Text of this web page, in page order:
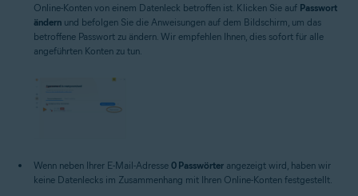
Online-Konten von einem Datenleck betroffen ist. Klicken Sie auf Passwort
ändern und befolgen Sie die Anweisungen auf dem Bildschirm, um das
betroffene Passwort zu ändern. Wir empfehlen Ihnen, dies sofort für alle
angeführten Konten zu tun.
Wenn neben Ihrer E-Mail-Adresse 0 Passwörter angezeigt wird, haben wir
keine Datenlecks im Zusammenhang mit Ihren Online-Konten festgestellt.